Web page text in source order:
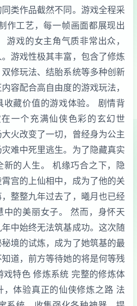
类作品截然不同。游戏全程采
作工艺，每一帧画面都展现出
游戏的女主角气质非常出众，
游戏性极其丰富，包含了修炼
修玩法、结胎系统等多种创新
容配合高自由度的游戏玩法，
收藏价值的游戏体验。 剧情背
一个充满仙侠色彩的玄幻世
火改变了一切，曾经身为公主
难中死里逃生。为了隐藏真实
新的人生。 机缘巧合之下，隐
宫的上仙相中，成为了他的关
整整九年过去了，曦月也已经
中的美丽女子。 然而，身怀天
中始终无法筑基成功。这次随
境的试炼，成为了她筑基的最
道，前方等待她的将是何等残
戏特色 修炼系统 完整的修炼体
，体验真正的仙侠修炼之路 法